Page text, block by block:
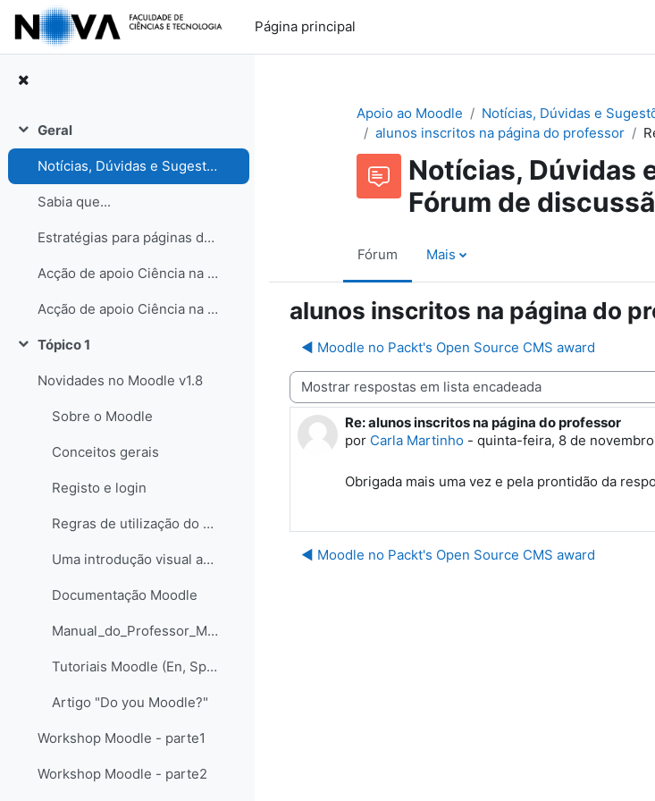
Ir para o conteúdo principal
Página principal
Contrair
Geral
Notícias, Dúvidas e Sugestões. Participe no Fórum de discussão!
Sabia que...
Estratégias para páginas de turma
Acção de apoio Ciência na Escola
Acção de apoio Ciência na Escola
Contrair
Tópico 1
Novidades no Moodle v1.8
Sobre o Moodle
Conceitos gerais
Registo e login
Regras de utilização do Moodle Ciência na Escola
Uma introdução visual ao Moodle@FCTUNL - para professores e criadores de páginas - Versão Flash Paper
Documentação Moodle
Manual_do_Professor_Moodle_LABORIS
Tutoriais Moodle (En, Sp, Pt)
Artigo "Do you Moodle?"
Workshop Moodle - parte1
Workshop Moodle - parte2
Apoio ao Moodle
Notícias, Dúvidas e
alunos inscritos na página do professor
Notícias, Dúvidas
Fórum de
Fórum Mais
alunos inscritos na página do
◀︎ Moodle no Packt's Open Source CMS award
Modo de visualização
Re: alunos inscritos na página do professor
por Carla Martinho - quinta-feira, 8 de
Número de respostas: 0
Obrigada mais uma vez e pela prontidão da
◀︎ Moodle no Packt's Open Source CMS award